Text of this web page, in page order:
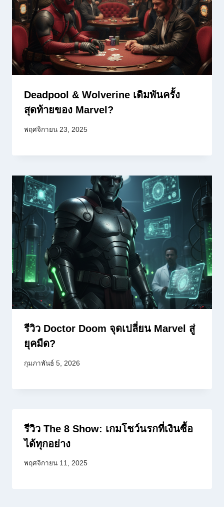
Deadpool & Wolverine เดิมพันครั้ง
สุดท้ายของ Marvel?
พฤศจิกายน 23, 2025
รีวิว Doctor Doom จุดเปลี่ยน Marvel สู่
ยุคมืด?
กุมภาพันธ์ 5, 2026
รีวิว The 8 Show: เกมโชว์นรกที่เงินซื้อ
ได้ทุกอย่าง
พฤศจิกายน 11, 2025